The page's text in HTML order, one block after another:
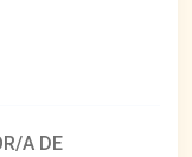
A DE